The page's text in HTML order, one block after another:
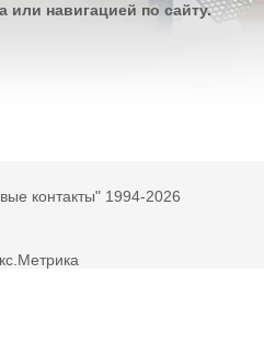
или навигацией по сайту.
контакты" 1994-2026